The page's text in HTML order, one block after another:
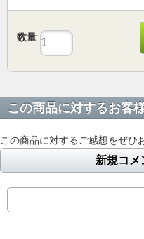
数量
この商品に対するお客
この商品に対するご感想をぜひ
新規コメ